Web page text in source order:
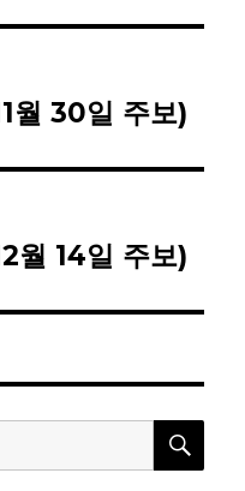
월 30일 주보)
월 14일 주보)